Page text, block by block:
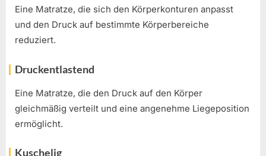
Eine Matratze, die sich den Körperkonturen anpasst
und den Druck auf bestimmte Körperbereiche
reduziert.
Druckentlastend
Eine Matratze, die den Druck auf den Körper
gleichmäßig verteilt und eine angenehme Liegeposition
ermöglicht.
Kuschelig